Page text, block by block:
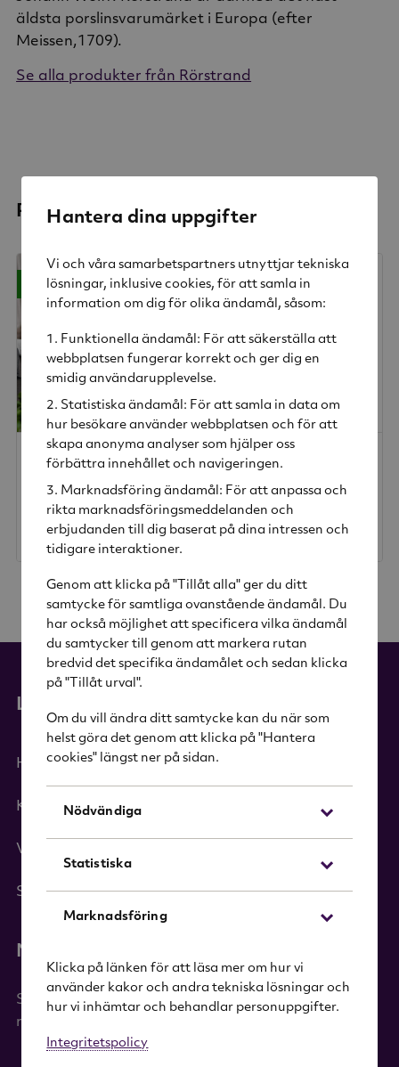
Hantera dina uppgifter
Vi och våra samarbetspartners utnyttjar tekniska
lösningar, inklusive cookies, för att samla in
information om dig för olika ändamål, såsom:
Funktionella ändamål: För att säkerställa att
webbplatsen fungerar korrekt och ger dig en
smidig användarupplevelse.
Statistiska ändamål: För att samla in data om
hur besökare använder webbplatsen och för att
skapa anonyma analyser som hjälper oss
förbättra innehållet och navigeringen.
Marknadsföring ändamål: För att anpassa och
rikta marknadsföringsmeddelanden och
erbjudanden till dig baserat på dina intressen och
tidigare interaktioner.
Genom att klicka på "Tillåt alla" ger du ditt
samtycke för samtliga ovanstående ändamål. Du
har också möjlighet att specificera vilka ändamål
du samtycker till genom att markera rutan
bredvid det specifika ändamålet och sedan klicka
på "Tillåt urval".
Om du vill ändra ditt samtycke kan du när som
helst göra det genom att klicka på "Hantera
cookies" längst ner på sidan.
Nödvändiga
Statistiska
Marknadsföring
Klicka på länken för att läsa mer om hur vi
använder kakor och andra tekniska lösningar och
hur vi inhämtar och behandlar personuppgifter.
Integritetspolicy
äldsta porslinsvarumärket i Europa (efter
Meissen,1709).
Se alla produkter från Rörstrand
Relaterade produkter
Swedish Grace Tallrik djup 25 cm snö
175 kr
Rek. pris
-46%
399 kr
Rek. pris
-28%
Länkar
Hem
Kategorier
Varumärken
Sök i sortimentet
Nyhetsbrev
Signa upp dig på vårt nyhetsbrev och få 20%
rabatt på ditt första köp!